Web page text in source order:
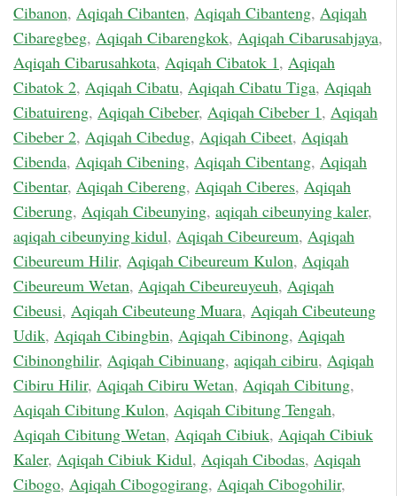
Cibanon, Aqiqah Cibanten, Aqiqah Cibanteng, Aqiqah
Cibaregbeg, Aqiqah Cibarengkok, Aqiqah Cibarusahjaya,
Aqiqah Cibarusahkota, Aqiqah Cibatok 1, Aqiqah
Cibatok 2, Aqiqah Cibatu, Aqiqah Cibatu Tiga, Aqiqah
Cibatuireng, Aqiqah Cibeber, Aqiqah Cibeber 1, Aqiqah
Cibeber 2, Aqiqah Cibedug, Aqiqah Cibeet, Aqiqah
Cibenda, Aqiqah Cibening, Aqiqah Cibentang, Aqiqah
Cibentar, Aqiqah Cibereng, Aqiqah Ciberes, Aqiqah
Ciberung, Aqiqah Cibeunying, aqiqah cibeunying kaler,
aqiqah cibeunying kidul, Aqiqah Cibeureum, Aqiqah
Cibeureum Hilir, Aqiqah Cibeureum Kulon, Aqiqah
Cibeureum Wetan, Aqiqah Cibeureuyeuh, Aqiqah
Cibeusi, Aqiqah Cibeuteung Muara, Aqiqah Cibeuteung
Udik, Aqiqah Cibingbin, Aqiqah Cibinong, Aqiqah
Cibinonghilir, Aqiqah Cibinuang, aqiqah cibiru, Aqiqah
Cibiru Hilir, Aqiqah Cibiru Wetan, Aqiqah Cibitung,
Aqiqah Cibitung Kulon, Aqiqah Cibitung Tengah,
Aqiqah Cibitung Wetan, Aqiqah Cibiuk, Aqiqah Cibiuk
Kaler, Aqiqah Cibiuk Kidul, Aqiqah Cibodas, Aqiqah
Cibogo, Aqiqah Cibogogirang, Aqiqah Cibogohilir,